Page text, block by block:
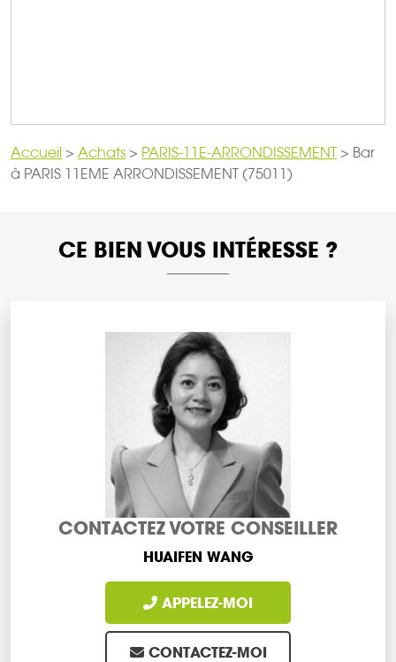
Accueil > Achats > PARIS-11E-ARRONDISSEMENT > Bar
à PARIS 11EME ARRONDISSEMENT (75011)
CE BIEN VOUS INTÉRESSE ?
CONTACTEZ VOTRE CONSEILLER
HUAIFEN WANG
APPELEZ-MOI
CONTACTEZ-MOI